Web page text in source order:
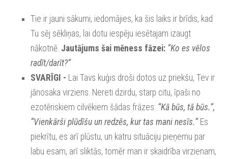
Tie ir jauni sākumi, iedomājies, ka šis laiks ir brīdis, kad
Tu sēj sēkliņas, lai dotu iespēju iesētajam izaugt
nākotnē. Jautājums šai mēness fāzei: “Ko es vēlos
radīt/darīt?”
SVARĪGI - Lai Tavs kuģis droši dotos uz priekšu, Tev ir
jānosaka virziens. Nereti dzirdu, starp citu, īpaši no
ezotēriskiem cilvēkiem šādas frāzes: “Kā būs, tā būs.”,
“Vienkārši plūdīšu un redzēs, kur tas mani nesīs.”Es
piekrītu, es arī plūstu, un katru situāciju pieņemu par
labu esam, arī sliktās, tomēr man ir skaidrība virzienam,